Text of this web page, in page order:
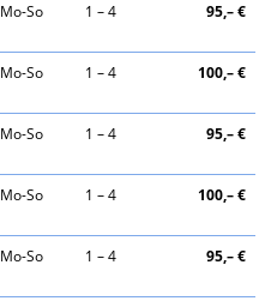
Mo-So 1 – 4 95,– €
Mo-So 1 – 4 100,– €
Mo-So 1 – 4 95,– €
Mo-So 1 – 4 100,– €
Mo-So 1 – 4 95,– €